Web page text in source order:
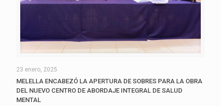
23 enero, 2025
MELELLA ENCABEZÓ LA APERTURA DE SOBRES PARA LA OBRA
DEL NUEVO CENTRO DE ABORDAJE INTEGRAL DE SALUD
MENTAL